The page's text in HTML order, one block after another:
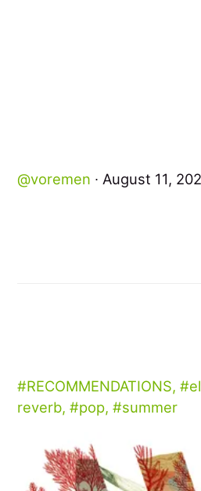
voremen August 11,
RECOMMENDATIONS,
reverb, pop, summer